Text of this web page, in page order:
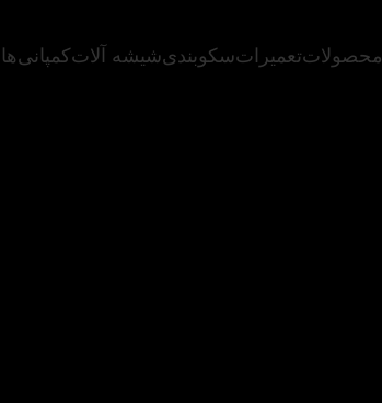
محصولاتتعمیراتسکوبندیشیشه آلاتکمپانی‌ها